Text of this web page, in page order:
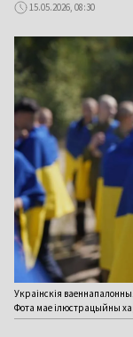
15.05.2026, 08:30
Украінскія
Фота мае ілюстрацыйны